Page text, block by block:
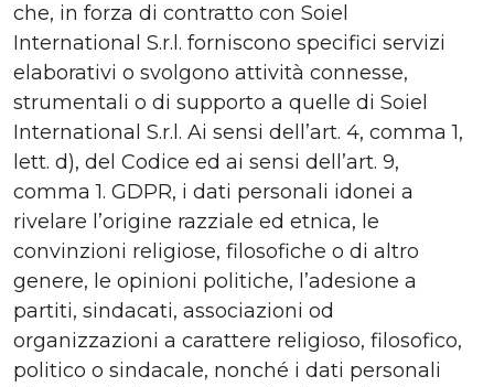
che, in forza di contratto con Soiel
International S.r.l. forniscono specifici servizi
elaborativi o svolgono attività connesse,
strumentali o di supporto a quelle di Soiel
International S.r.l. Ai sensi dell’art. 4, comma 1,
lett. d), del Codice ed ai sensi dell’art. 9,
comma 1. GDPR, i dati personali idonei a
rivelare l’origine razziale ed etnica, le
convinzioni religiose, filosofiche o di altro
genere, le opinioni politiche, l’adesione a
partiti, sindacati, associazioni od
organizzazioni a carattere religioso, filosofico,
politico o sindacale, nonché i dati personali